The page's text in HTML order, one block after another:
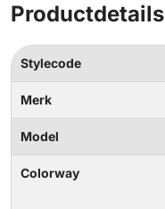
Productdetails
Stylecode
Merk
Model
Colorway